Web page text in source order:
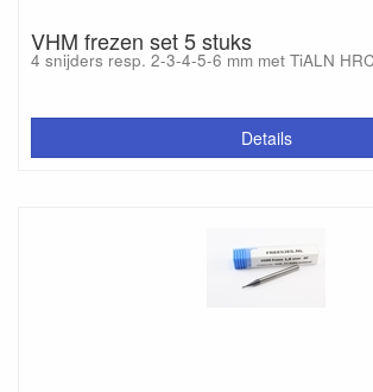
VHM frezen set 5 stuks
4 snijders resp. 2-3-4-5-6 mm met TiALN
Details